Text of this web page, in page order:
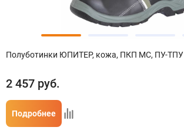
Полуботинки ЮПИТЕР, кожа, ПКП МС, ПУ-ТПУ
2 457 руб.
Подробнее